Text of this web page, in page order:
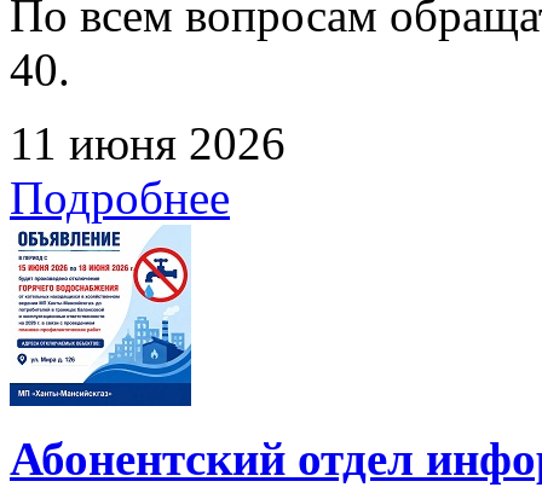
По всем вопросам
40.
11 июня 2026
Подробнее
Абонентский отдел